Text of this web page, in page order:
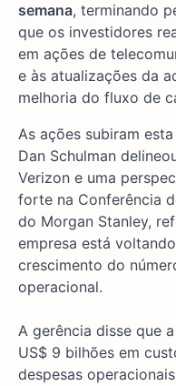
semana, terminando
que os investidores
em ações de
e às atualizações da
melhoria do fluxo de
As ações subiram
Dan Schulman
Verizon e uma
forte na Conferência
do Morgan Stanley,
empresa está
crescimento do
operacional.
A gerência disse que
US$ 9 bilhões em
despesas